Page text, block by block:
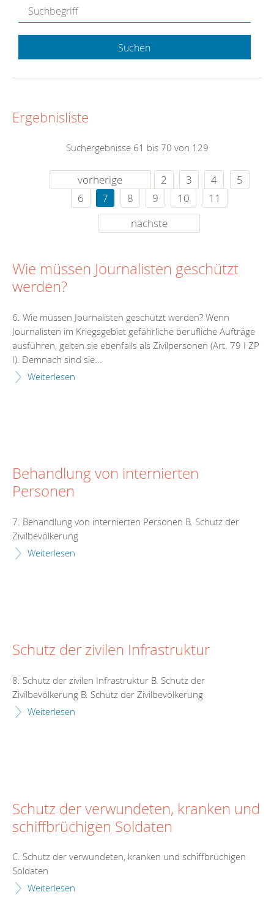
Suchen
Ergebnisliste
Suchergebnisse 61 bis 70 von 129
vorherige 2 3 4
5
6
7 8 9 10
11
nächste
Wie müssen Journalisten geschützt
werden?
6. Wie müssen Journalisten geschützt werden? Wenn
Journalisten im Kriegsgebiet gefährliche berufliche Aufträge
ausführen, gelten sie ebenfalls als Zivilpersonen (Art. 79 I ZP
I). Demnach sind sie...
Weiterlesen
Behandlung von internierten
Personen
7. Behandlung von internierten Personen B. Schutz der
Zivilbevölkerung
Weiterlesen
Schutz der zivilen Infrastruktur
8. Schutz der zivilen Infrastruktur B. Schutz der
Zivilbevölkerung B. Schutz der Zivilbevölkerung
Weiterlesen
Schutz der verwundeten, kranken und
schiffbrüchigen Soldaten
C. Schutz der verwundeten, kranken und schiffbrüchigen
Soldaten
Weiterlesen